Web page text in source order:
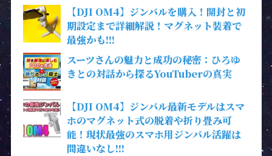
【DJI OM4】ジンバルを購入！開封と初
期設定まで詳細解説！マグネット装着で
最強かも!!!
スーツさんの魅力と成功の秘密：ひろゆ
きとの対話から探るYouTuberの真実
【DJI OM4】ジンバル最新モデルはスマ
ホのマグネット式の脱着や折り畳み可
能！現状最強のスマホ用ジンバル活躍は
間違いなし!!!